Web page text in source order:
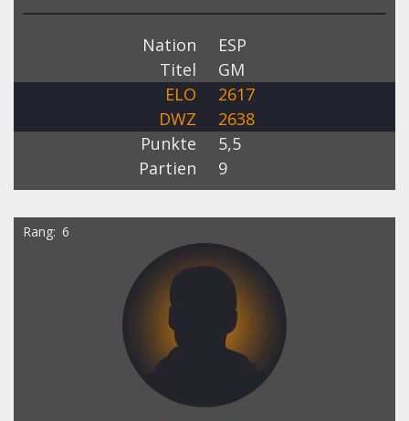
Nation
ESP
Titel
GM
ELO
2617
DWZ
2638
Punkte
5,5
Partien
9
Rang 6